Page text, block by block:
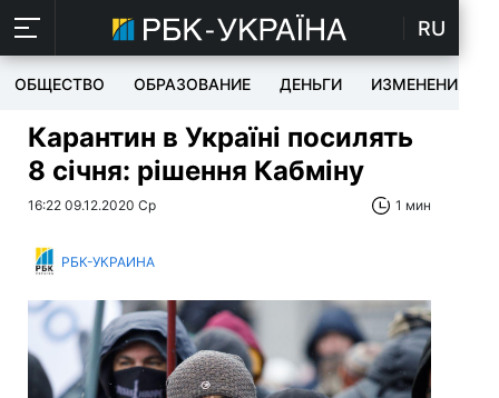
RU
ОБЩЕСТВО ОБРАЗОВАНИЕ ДЕНЬГИ ИЗМЕНЕНИЯ
Карантин в Україні посилять
8 січня: рішення Кабміну
16:22 09.12.2020 Ср 1 мин
РБК-УКРАИНА